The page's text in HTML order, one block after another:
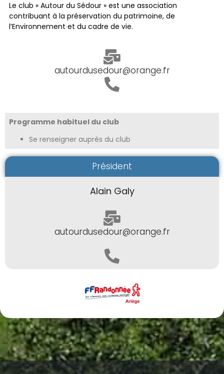
Le club « Autour du Sédour » est une association
contribuant à la préservation du patrimoine, de
l’Environnement et du cadre de vie.
autourdusedour@orange.fr
Programme habituel du club
Se renseigner auprès du club
Président
Alain Galy
autourdusedour@orange.fr